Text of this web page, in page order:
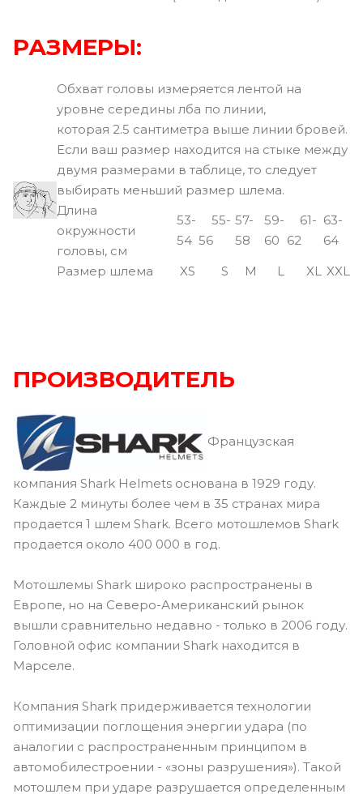
РАЗМЕРЫ:
Обхват головы измеряется лентой на
уровне середины лба по линии,
которая 2.5 сантиметра выше линии бровей.
Если ваш размер находится на стыке между
двумя размерами в таблице, то следует
выбирать меньший размер шлема.
Длина
окружности
головы, см
53-
54
55-
56
57-
58
59-
60
61-
62
63-
64
Размер шлема
XS S M L XL XXL
ПРОИЗВОДИТЕЛЬ
Французская
компания Shark Helmets основана в 1929 году.
Каждые 2 минуты более чем в 35 странах мира
продается 1 шлем Shark. Всего мотошлемов Shark
продается около 400 000 в год.
Мотошлемы Shark широко распространены в
Европе, но на Северо-Американский рынок
вышли сравнительно недавно - только в 2006 году.
Головной офис компании Shark находится в
Марселе.
Компания Shark придерживается технологии
оптимизации поглощения энергии удара (по
аналогии с распространенным принципом в
автомобилестроении - «зоны разрушения»). Такой
мотошлем при ударе разрушается определенным